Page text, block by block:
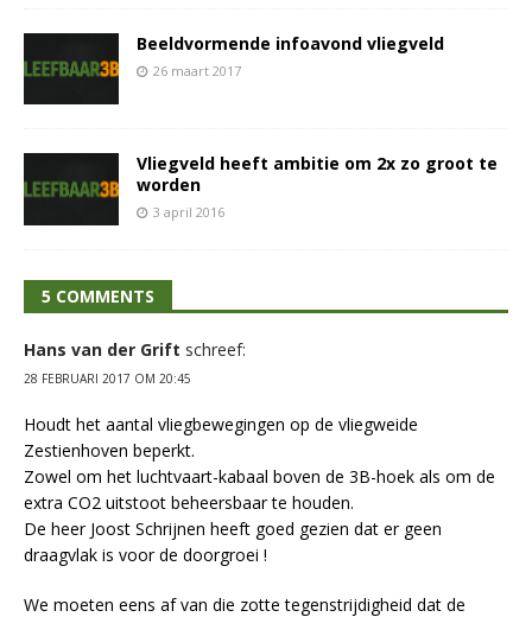
Beeldvormende infoavond vliegveld
26 maart 2017
Vliegveld heeft ambitie om 2x zo groot te
worden
3 april 2016
5 COMMENTS
Hans van der Grift schreef:
28 FEBRUARI 2017 OM 20:45
Houdt het aantal vliegbewegingen op de vliegweide
Zestienhoven beperkt.
Zowel om het luchtvaart-kabaal boven de 3B-hoek als om de
extra CO2 uitstoot beheersbaar te houden.
De heer Joost Schrijnen heeft goed gezien dat er geen
draagvlak is voor de doorgroei !
We moeten eens af van die zotte tegenstrijdigheid dat de